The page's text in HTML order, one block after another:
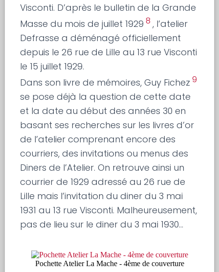
Visconti. D’après le bulletin de la Grande
Masse du mois de juillet 1929 8 , l’atelier
Defrasse a déménagé officiellement
depuis le 26 rue de Lille au 13 rue Visconti
le 15 juillet 1929.
Dans son livre de mémoires, Guy Fichez 9
se pose déjà la question de cette date
et la date au début des années 30 en
basant ses recherches sur les livres d’or
de l’atelier comprenant encore des
courriers, des invitations ou menus des
Diners de l’Atelier. On retrouve ainsi un
courrier de 1929 adressé au 26 rue de
Lille mais l’invitation du diner du 3 mai
1931 au 13 rue Visconti. Malheureusement,
pas de lieu sur le diner du 3 mai 1930…
Pochette Atelier La Mache - 4ème de couverture